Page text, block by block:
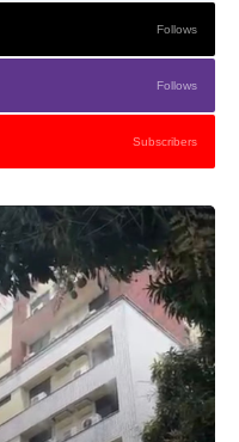
Follows
Follows
Subscribers